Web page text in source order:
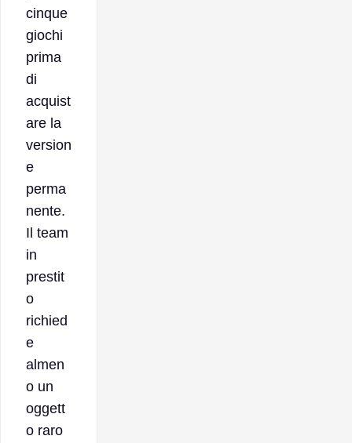
cinque
giochi
prima
di
acquist
are la
version
e
perma
nente.
Il team
in
prestit
o
richied
e
almen
o un
oggett
o raro